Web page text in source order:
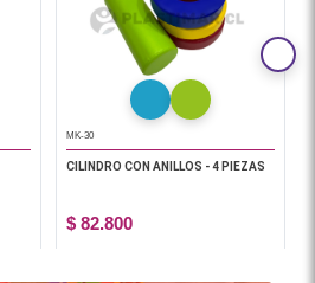
MK-30
CILINDRO CON ANILLOS - 4 PIEZAS
$ 82.800